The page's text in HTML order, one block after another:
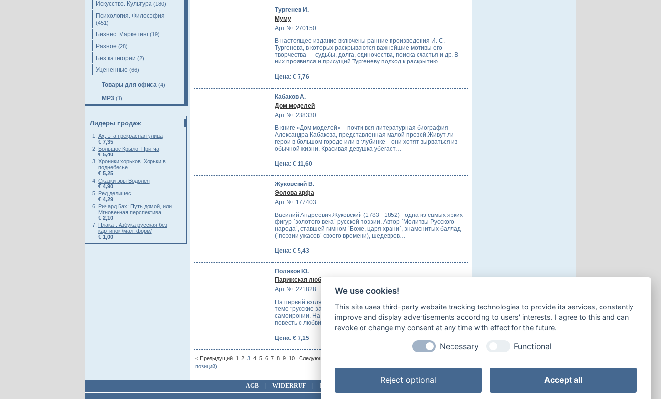
Искусство. Культура (180)
Психология. Философия
(451)
Бизнес. Маркетинг (19)
Разное (28)
Без категории (2)
Уцененные (66)
Товары для офиса (4)
MP3 (1)
Лидеры продаж
Ах, эта прекрасная улица
€ 7,35
Большое Крыло: Притча
€ 5,40
Хроники хорьков. Хорьки в
поднебесье
€ 5,25
Сказки эры Водолея
€ 4,90
Ред делишес
€ 4,29
Ричард Бах: Путь домой, или
Мгновенная перспектива
€ 2,10
Плакат. Азбука русская без
картинок /мал. форм/
€ 1,00
Тургенев И.
Муму
Арт.№: 270150
В настоящее издание включены ранние произведения И. С.
Тургенева, в которых раскрываются важнейшие мотивы его
творчества — судьбы, долга, одиночества, поиска счастья и др. В
них проявился и присущий Тургеневу подход к раскрытию…
Цена: € 7,76
Кабаков А.
Дом моделей
Арт.№: 238330
В книге «Дом моделей» – почти вся литературная биография
Александра Кабакова, представленная малой прозой.Живут ли
герои в большом городе или в глубинке – они хотят вырваться из
обычной жизни. Красивая девушка убегает…
Цена: € 11,60
Жуковский В.
Эолова арфа
Арт.№: 177403
Василий Андреевич Жуковский (1783 - 1852) - одна из самых ярких
фигур `золотого века` русской поэзии. Автор `Молитвы Русского
народа`, ставшей гимном `Боже, царя храни`, знаменитых баллад
(`поэзии ужасов` своего времени), шедевров…
Цена: € 5,43
Поляков Ю.
Парижская любовь Кости Гуманкова
Арт.№: 221828
На первый взгляд, эта повесть "Парижская любовь" посвящена
теме "русские за границей" и несет в себе изрядный заряд юмора и
самоиронии. На самом деле, по признанию автора, - это просто
повесть о любви, утраченной героем исключительно…
Цена: € 7,15
< Предыдущий 1 2 3 4 5 6 7 8 9 10 Следующий >
позиций)
AGB WIDERRUF DATENSCHUTZ IMPRESSUM
We use cookies!
This site uses third-party website tracking technologies to provide its services, constantly
improve and display advertisements according to users' interests. I agree to this and can
revoke or change my consent at any time with effect for the future.
Necessary Functional
Reject optional Accept all